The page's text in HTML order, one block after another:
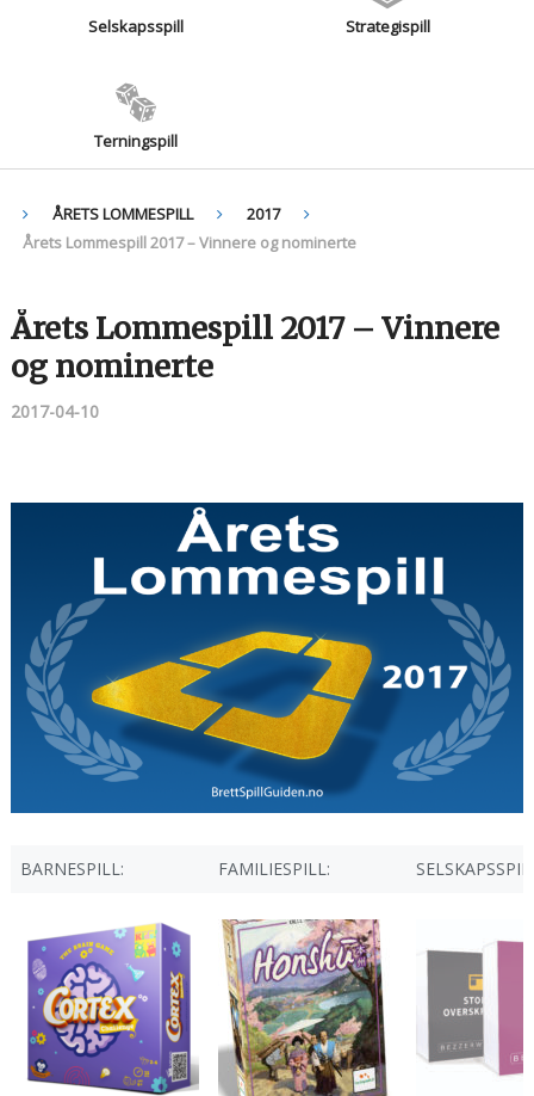
Selskapsspill Strategispill
Terningspill
ÅRETS LOMMESPILL
2017
Årets Lommespill 2017 – Vinnere og nominerte
Årets Lommespill 2017 – Vinnere
og nominerte
2017-04-10
BARNESPILL: FAMILIESPILL: